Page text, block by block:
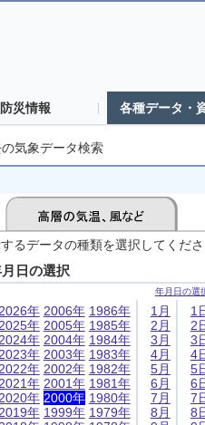
防災情報 各種データ・
気象データ検索
るデータの種類を選択してくだ
日の選択
年月日の選
2026年
2025年
2024年
2023年
2022年
2021年
2020年
2019年
2006年
2005年
2004年
2003年
2002年
2001年
2000年
1999年
1986年
1985年
1984年
1983年
1982年
1981年
1980年
1979年
1月
2月
3月
4月
5月
6月
7月
8月
1
2
3
4
5
6
7
8